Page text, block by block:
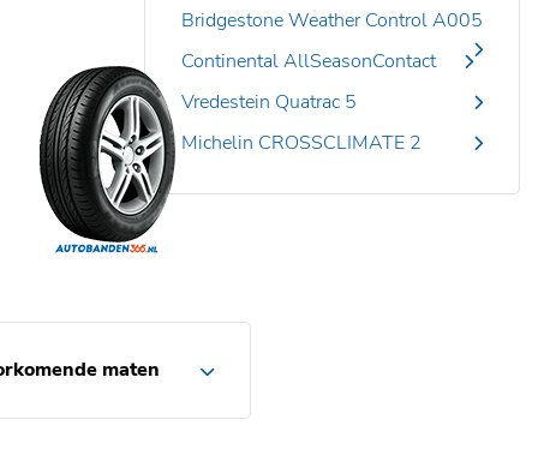
Bridgestone Weather Control A005
Continental AllSeasonContact
Vredestein Quatrac 5
Michelin CROSSCLIMATE 2
maten